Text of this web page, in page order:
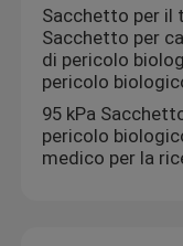
Sacchetto per il
Sacchetto per
di pericolo
pericolo
95 kPa
pericolo
medico per la